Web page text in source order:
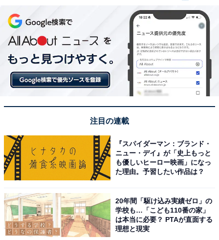
現在行っている節約術については、
・おかずをまとめて作って小分けにして冷凍
・安売りがあるときは冷凍できる食材は多めに買う
・冷凍できない食材はまとめておかずを作ってしまう
と教えてくれました。
※回答者コメントは原文ママです
【おすすめ記事】
・
「物価高でも給料は上がらず、生活が厳しい……」世帯
年収1200万円・35歳、1カ月のリアルな収支内訳
・
世田谷区在住・世帯年収630万円の4人家族「基本的に在
宅で働き収入を得たい」1カ月のリアルな収支内訳は？
注目の連載
『スパイダーマン：ブランド・
ニュー・デイ』が「史上もっと
も優しいヒーロー映画」になっ
た理由。予習したい作品は？
20年間「駆け込み実績ゼロ」の
学校も…「こども110番の家」
は本当に必要？ PTAが直面する
理想と現実